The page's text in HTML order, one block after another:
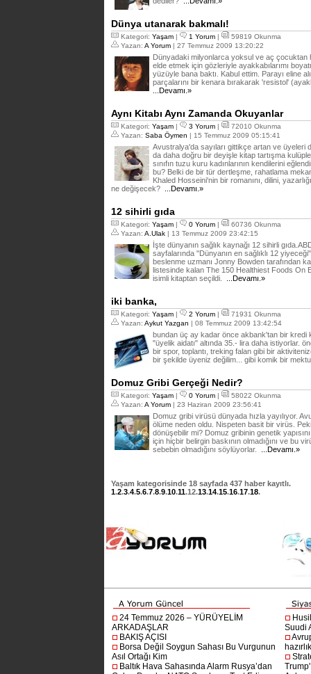
Dünya utanarak bakmalı!
Kategori: Yaşam | 1 Yorum |
59819 Okunma
Yazan: A Yorum | 27 Temmuz 2009 13:20:22
Dünyadaki milyonlarca yoksul ve aç
elde etmek için gözleriyle ayakkabılarımı
yüzüyle bana baktı. Kabul ettim. Parayı eline
parçalarını bir kenara bırakarak 'resistol'
...Devamı.»
Aynı Kitabı Aynı Zamanda Okuyanlar
Kategori: Yaşam | 3 Yorum |
72010 Okunma
Yazan: Saba Öymen | 15 Temmuz 2009 05:15:41
Avustralya'da sayıları gittikçe artan ve üyeleri
da daha doğru bir deyişle kitap tartışma
sınıfın tuzu kuru kadınlarının kendilerini
bu? Belki de bir tür dertleşme, rahatlama
Khaled Hosseini'nin bir romanını, dilini,
ne değişecek?
...Devamı.»
12 sihirli gıda
Kategori: Yaşam | 0 Yorum |
60736 Okunma
Yazan: A.Ulak | 13 Temmuz 2009 23:42:15
İşte dünyanın sağlık kaynağı 12 sihirli
sayfalarında "Dünyanın en sağlıklı 12
beslenme uzmanı Jonny Bowden tarafından
listesinde kalan The 150 Healthiest Foods On
isimli kitaptan seçildi.
...Devamı.»
iki banka,
Kategori: Yaşam | 2 Yorum |
71931 Okunma
Yazan: Aykut Yazgan | 08 Temmuz 2009 13:42:54
bundan üç ay kadar önce akbank'tan bir kredi
"üyelik aidatı" altında 35.- lira daha istiyorlar.
bir spor, toplantı, treking falan gibi bir
bir şekilde üyeniz değilim... gibi komik bir
Domuz Gribi Gerçeği Nedir?
Kategori: Yaşam | 0 Yorum |
58022 Okunma
Yazan: A Yorum | 23 Haziran 2009 23:56:41
Domuz gribi virüsü dünyada hızla yayılıyor.
ölüme neden oldu. Nispeten basit bir virüs.
dönüşebilir mi? Domuz gribinin genetik
için hiçbir belirgin baskının olmadığını ve bu
sebebin olmadığını söylüyorlar.
...Devamı.»
Yaşam kategorisinde 18 sayfada 437 haber kayıtlı.
1.2.3.4.5.6.7.8.9.10.11.12.13.14.15.16.17.18.
24 Temmuz 2026 – YÜRÜYELİM
ARKADAŞLAR
BAKIŞ AÇISI
Borsa Değil Soygun Sahası Bu Vurgunun
Asıl Ortağı Kim
Baltık Hava Sahasında Alarm Rusya’dan
Suudi